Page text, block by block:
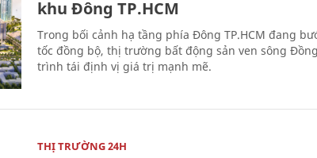
khu Đông TP.HCM
Trong bối cảnh hạ tầng phía Đông TP.HCM đang
tốc đồng bộ, thị trường bất động sản ven sông
trình tái định vị giá trị mạnh mẽ.
THỊ TRƯỜNG 24H